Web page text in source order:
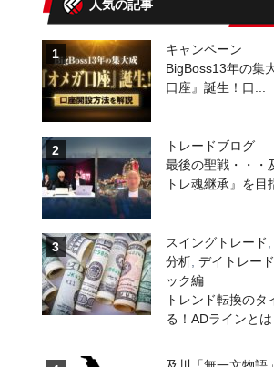
人気の記事
1
キャンペーン
BigBoss13年の集
口座』誕生！口...
2
トレードブログ
最後の聖戦・・・
トレ魂継承』を目
3 スイングトレード
分析 デイトレード
ック編
トレンド転換のタ
る！ADラインとは